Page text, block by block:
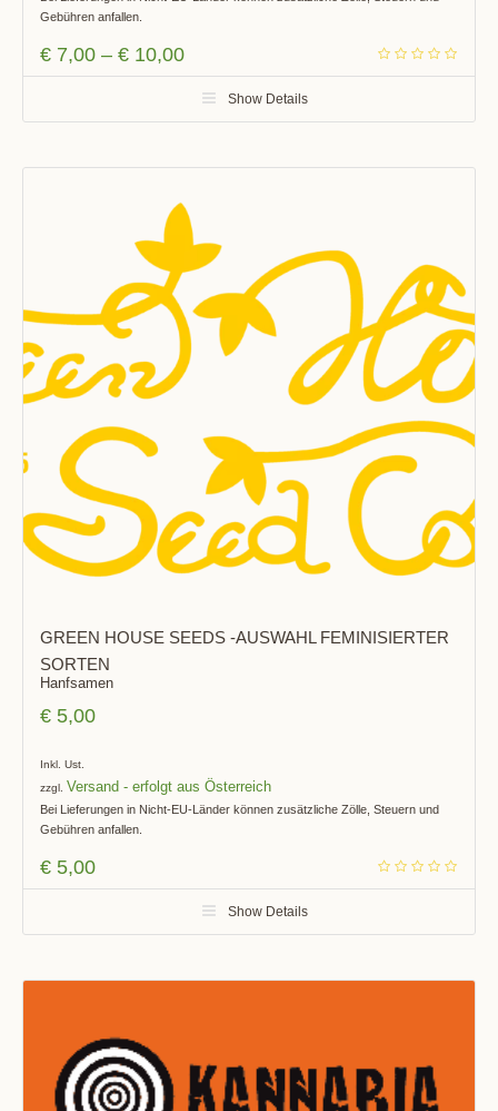
Gebühren anfallen.
€ 7,00 –€ 10,00
Show Details
GREEN HOUSE SEEDS -AUSWAHL FEMINISIERTER
SORTEN
Hanfsamen
€ 5,00
Inkl. Ust.
zzgl. Versand
Bei Lieferungen in Nicht-EU-Länder können zusätzliche Zölle, Steuern und
Gebühren anfallen.
€ 5,00
Show Details